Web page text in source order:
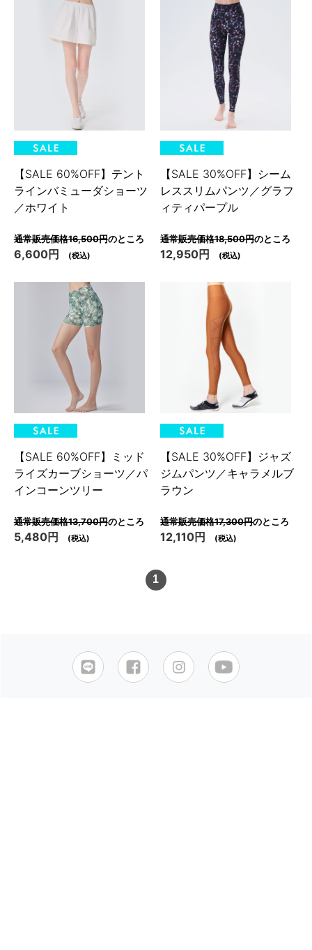
【SALE 60%OFF】テント
ラインバミューダショーツ
／ホワイト
通常販売価格16,500円のところ
6,600円 (税込)
【SALE 30%OFF】シーム
レススリムパンツ／グラフ
ィティパープル
通常販売価格18,500円のところ
12,950円 (税込)
【SALE 60%OFF】ミッド
ライズカーブショーツ／パ
インコーンツリー
通常販売価格13,700円のところ
5,480円 (税込)
【SALE 30%OFF】ジャズ
ジムパンツ／キャラメルブ
ラウン
通常販売価格17,300円のところ
12,110円 (税込)
1